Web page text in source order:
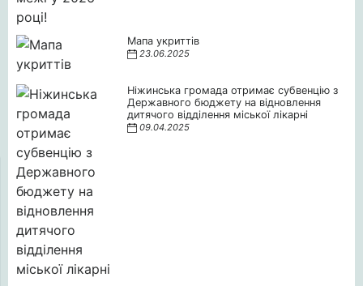
Мапа укриттів
23.06.2025
Ніжинська громада отримає субвенцію з
Державного бюджету на відновлення
дитячого відділення міської лікарні
09.04.2025